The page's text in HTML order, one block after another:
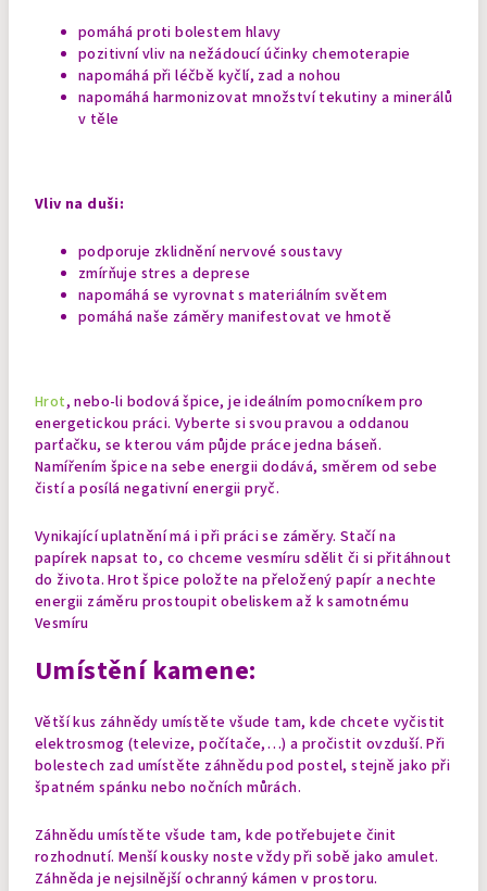
pomáhá proti bolestem hlavy
pozitivní vliv na nežádoucí účinky chemoterapie
napomáhá při léčbě kyčlí, zad a nohou
napomáhá harmonizovat množství tekutiny a minerálů
v těle
Vliv na duši:
podporuje zklidnění nervové soustavy
zmírňuje stres a deprese
napomáhá se vyrovnat s materiálním světem
pomáhá naše záměry manifestovat ve hmotě
Hrot, nebo-li bodová špice, je ideálním pomocníkem pro
energetickou práci. Vyberte si svou pravou a oddanou
parťačku, se kterou vám půjde práce jedna báseň.
Namířením špice na sebe energii dodává, směrem od sebe
čistí a posílá negativní energii pryč.
Vynikající uplatnění má i při práci se záměry. Stačí na
papírek napsat to, co chceme vesmíru sdělit či si přitáhnout
do života. Hrot špice položte na přeložený papír a nechte
energii záměru prostoupit obeliskem až k samotnému
Vesmíru
Umístění kamene:
Větší kus záhnědy umístěte všude tam, kde chcete vyčistit
elektrosmog (televize, počítače,…) a pročistit ovzduší. Při
bolestech zad umístěte záhnědu pod postel, stejně jako při
špatném spánku nebo nočních můrách.
Záhnědu umístěte všude tam, kde potřebujete činit
rozhodnutí. Menší kousky noste vždy při sobě jako amulet.
Záhněda je nejsilnější ochranný kámen v prostoru.